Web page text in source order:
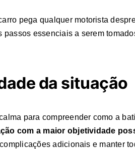
pega qualquer motorista
passos essenciais a serem
da situação
para compreender como a
com a maior objetividade
adicionais e manter